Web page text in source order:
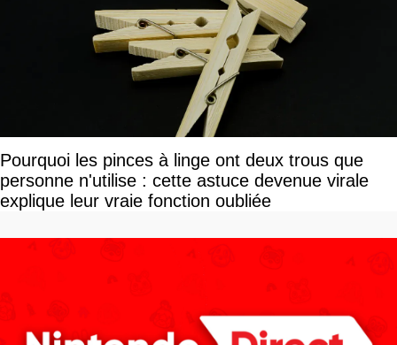
Pourquoi les pinces à linge ont deux trous que
personne n'utilise : cette astuce devenue virale
explique leur vraie fonction oubliée